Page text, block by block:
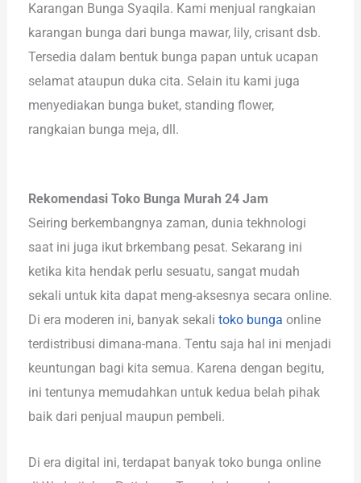
Karangan Bunga Syaqila. Kami menjual rangkaian
karangan bunga dari bunga mawar, lily, crisant dsb.
Tersedia dalam bentuk bunga papan untuk ucapan
selamat ataupun duka cita. Selain itu kami juga
menyediakan bunga buket, standing flower,
rangkaian bunga meja, dll.
Rekomendasi Toko Bunga Murah 24 Jam
Seiring berkembangnya zaman, dunia tekhnologi
saat ini juga ikut brkembang pesat. Sekarang ini
ketika kita hendak perlu sesuatu, sangat mudah
sekali untuk kita dapat meng-aksesnya secara online.
Di era moderen ini, banyak sekali toko bunga online
terdistribusi dimana-mana. Tentu saja hal ini menjadi
keuntungan bagi kita semua. Karena dengan begitu,
ini tentunya memudahkan untuk kedua belah pihak
baik dari penjual maupun pembeli.
Di era digital ini, terdapat banyak toko bunga online